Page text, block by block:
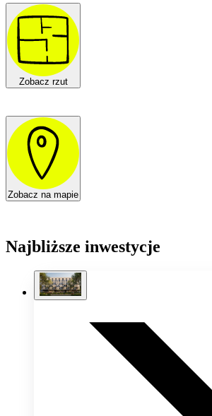
Zobacz rzut
Zobacz na mapie
Najbliższe inwestycje